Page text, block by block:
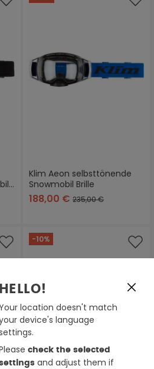
Klim Aeon selbsttönende
Snowmobil Brille
188,00 € 235,00 €
-10%
HELLO!
location doesn't match
device's language
check the selected
and adjust them if